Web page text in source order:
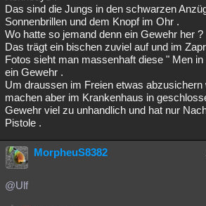
Das sind die Jungs in den schwarzen
Sonnenbrillen und dem Knopf im Ohr .
Wo hatte so jemand denn ein Gewehr her ?
Das trägt ein bischen zuviel auf und im
Fotos sieht man massenhaft diese " Men
ein Gewehr .
Um draussen im Freien etwas
machen aber im Krankenhaus in
Gewehr viel zu unhandlich und hat nur
Pistole .
MorpheuS8382
@Ulf